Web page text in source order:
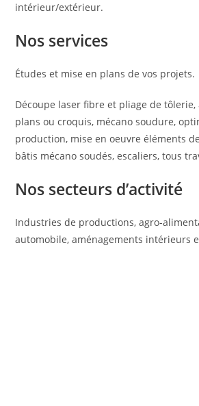
intérieur/extérieur.
Nos services
Études et mise en plans de vos projets.
Découpe laser fibre et pliage de
plans ou croquis, mécano soudure,
production, mise en oeuvre éléments
bâtis mécano soudés, escaliers, tous
Nos secteurs d’activité
Industries de productions, agro-
automobile, aménagements intérieurs